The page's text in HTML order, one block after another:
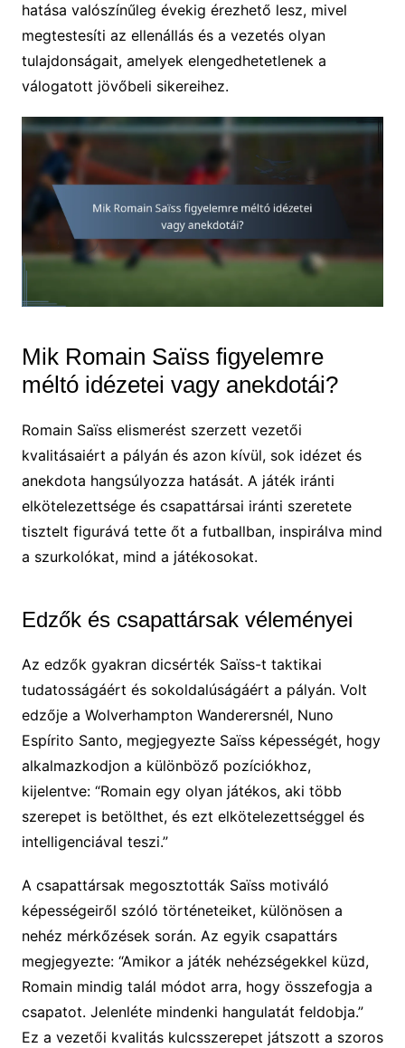
hatása valószínűleg évekig érezhető lesz, mivel
megtestesíti az ellenállás és a vezetés olyan
tulajdonságait, amelyek elengedhetetlenek a
válogatott jövőbeli sikereihez.
Mik Romain Saïss figyelemre
méltó idézetei vagy anekdotái?
Romain Saïss elismerést szerzett vezetői
kvalitásaiért a pályán és azon kívül, sok idézet és
anekdota hangsúlyozza hatását. A játék iránti
elkötelezettsége és csapattársai iránti szeretete
tisztelt figurává tette őt a futballban, inspirálva mind
a szurkolókat, mind a játékosokat.
Edzők és csapattársak véleményei
Az edzők gyakran dicsérték Saïss-t taktikai
tudatosságáért és sokoldalúságáért a pályán. Volt
edzője a Wolverhampton Wanderersnél, Nuno
Espírito Santo, megjegyezte Saïss képességét, hogy
alkalmazkodjon a különböző pozíciókhoz,
kijelentve: “Romain egy olyan játékos, aki több
szerepet is betölthet, és ezt elkötelezettséggel és
intelligenciával teszi.”
A csapattársak megosztották Saïss motiváló
képességeiről szóló történeteiket, különösen a
nehéz mérkőzések során. Az egyik csapattárs
megjegyezte: “Amikor a játék nehézségekkel küzd,
Romain mindig talál módot arra, hogy összefogja a
csapatot. Jelenléte mindenki hangulatát feldobja.”
Ez a vezetői kvalitás kulcsszerepet játszott a szoros